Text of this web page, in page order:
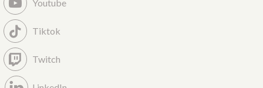
Youtube
Tiktok
Twitch